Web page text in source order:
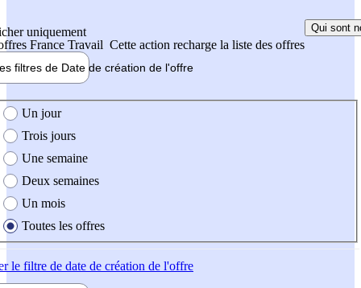
uniquement
France Travail Cette action recharge la liste des offres
Qui sont
filtres de Date de création de l'offre
création de l'offre
Un jour
Trois jours
Une semaine
Deux semaines
Un mois
Toutes les offres
le filtre de date de création de l'offre